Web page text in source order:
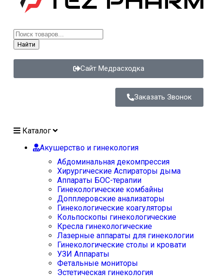
Найти
Сайт Медрасходка
Заказать Звонок
Каталог
Акушерство и гинекология
Абдоминальная декомпрессия
Хирургические Аспираторы дыма
Аппараты БОС-терапии
Гинекологические комбайны
Допплеровские анализаторы
Гинекологические коагуляторы
Кольпоскопы гинекологические
Кресла гинекологические
Лазерные аппараты для гинекологии
Гинекологические столы и кровати
УЗИ Аппараты
Фетальные мониторы
Эстетическая гинекология